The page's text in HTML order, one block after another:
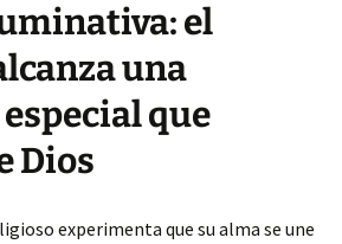
el
una
que
Dios
experimenta que su alma se une